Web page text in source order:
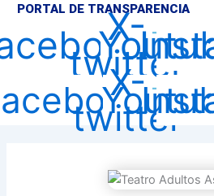
PORTAL DE TRANSPARENCIA
X-
twitter
X-
twitter